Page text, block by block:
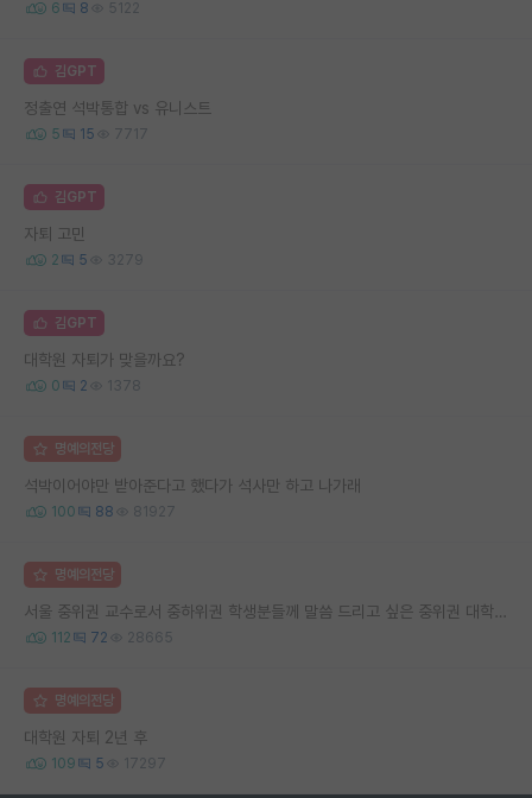
6 8 5122
김GPT
정출연 석박통합 vs 유니스트
5 15 7717
김GPT
자퇴 고민
2 5 3279
김GPT
대학원 자퇴가 맞을까요?
0 2 1378
명예의전당
석박이어야만 받아준다고 했다가 석사만 하고 나가래
100 88 81927
명예의전당
서울 중위권 교수로서 중하위권 학생분들께 말씀 드리고 싶은 중위권 대학 연구실의 강점
112 72 28665
명예의전당
대학원 자퇴 2년 후
109 5 17297